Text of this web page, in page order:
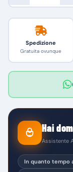
Spedizione
Gratuita ovunque
Hai
Assistente
In quanto tempo